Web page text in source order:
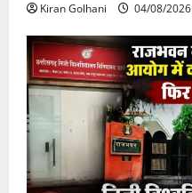
Kiran Golhani 04/08/2026